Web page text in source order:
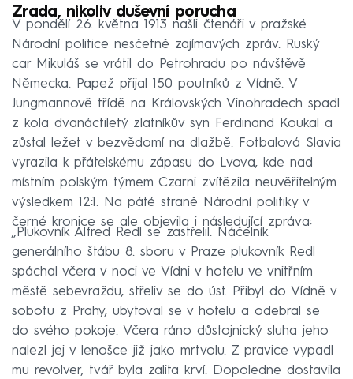
Zrada, nikoliv duševní porucha
V pondělí 26. května 1913 našli čtenáři v pražské
Národní politice nesčetně zajímavých zpráv. Ruský
car Mikuláš se vrátil do Petrohradu po návštěvě
Německa. Papež přijal 150 poutníků z Vídně. V
Jungmannově třídě na Královských Vinohradech spadl
z kola dvanáctiletý zlatníkův syn Ferdinand Koukal a
zůstal ležet v bezvědomí na dlažbě. Fotbalová Slavia
vyrazila k přátelskému zápasu do Lvova, kde nad
místním polským týmem Czarni zvítězila neuvěřitelným
výsledkem 12:1. Na páté straně Národní politiky v
černé kronice se ale objevila i následující zpráva:
„Plukovník Alfred Redl se zastřelil. Náčelník
generálního štábu 8. sboru v Praze plukovník Redl
spáchal včera v noci ve Vídni v hotelu ve vnitřním
městě sebevraždu, střeliv se do úst. Přibyl do Vídně v
sobotu z Prahy, ubytoval se v hotelu a odebral se
do svého pokoje. Včera ráno důstojnický sluha jeho
nalezl jej v lenošce již jako mrtvolu. Z pravice vypadl
mu revolver, tvář byla zalita krví. Dopoledne dostavila